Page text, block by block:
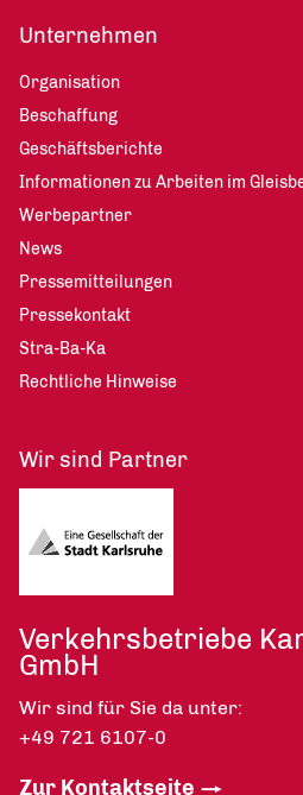
Unternehmen
Organisation
Beschaffung
Geschäftsberichte
Informationen zu Arbeiten im
Werbepartner
News
Pressemitteilungen
Pressekontakt
Stra-Ba-Ka
Rechtliche Hinweise
Wir sind Partner
Verkehrsbetriebe
GmbH
Wir sind für Sie da unter:
+49 721 6107-0
Zur Kontaktseite